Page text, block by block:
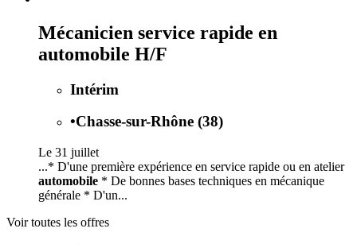
Mécanicien service rapide en
automobile H/F
Intérim
•Chasse-sur-Rhône (38)
Le 31 juillet
...* D'une première expérience en service rapide ou en atelier
automobile * De bonnes bases techniques en mécanique
générale * D'un...
Voir toutes les offres